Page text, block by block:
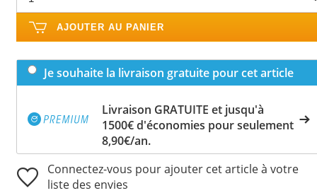
AJOUTER AU PANIER
Je souhaite la livraison gratuite pour cet article
Livraison GRATUITE et jusqu'à
1500€ d'économies pour seulement
8,90€/an.
Connectez-vous pour ajouter cet article à votre
liste des envies